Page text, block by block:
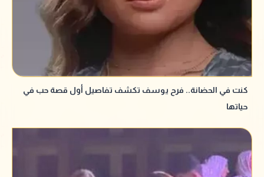
كنت في الحضانة.. فرح يوسف تكشف تفاصيل أول قصة حب في
حياتها